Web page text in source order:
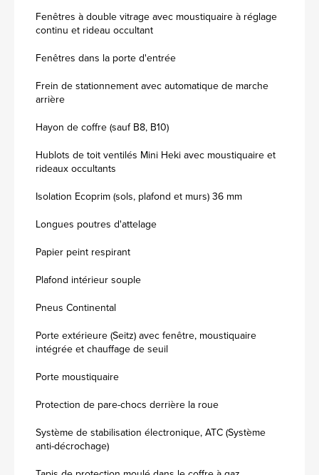
Fenêtres à double vitrage avec moustiquaire à réglage
continu et rideau occultant
Fenêtres dans la porte d'entrée
Frein de stationnement avec automatique de marche
arrière
Hayon de coffre (sauf B8, B10)
Hublots de toit ventilés Mini Heki avec moustiquaire et
rideaux occultants
Isolation Ecoprim (sols, plafond et murs) 36 mm
Longues poutres d'attelage
Papier peint respirant
Plafond intérieur souple
Pneus Continental
Porte extérieure (Seitz) avec fenêtre, moustiquaire
intégrée et chauffage de seuil
Porte moustiquaire
Protection de pare-chocs derrière la roue
Système de stabilisation électronique, ATC (Système
anti-décrochage)